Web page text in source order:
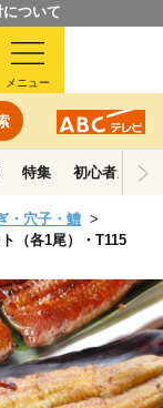
ついて
メニュー
特集 初心者ガイド
・穴子・鱧
（各1尾）・T115